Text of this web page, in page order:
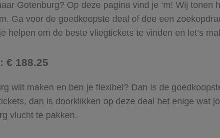
Gotenburg? Op deze pagina vind je ‘m! Wij tonen
Ga voor de goedkoopste deal of doe een
om de beste vliegtickets te vinden en let’s
€ 188.25
wilt maken en ben je flexibel? Dan is de
dan is doorklikken op deze deal het enige wat
vlucht te pakken.